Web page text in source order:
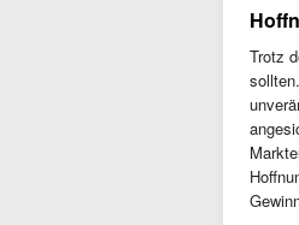
Trotz